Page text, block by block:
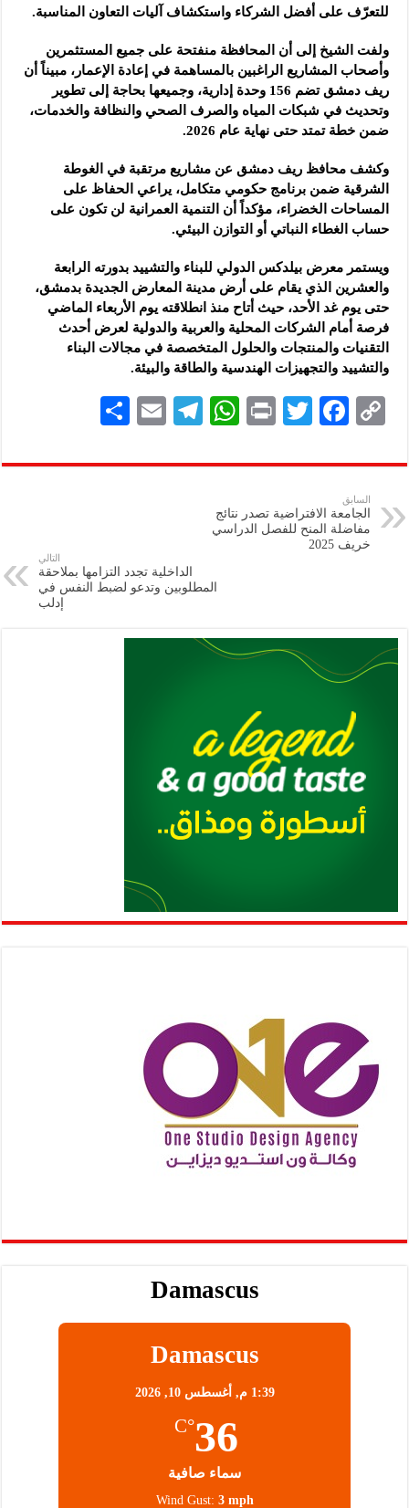
للتعرّف على أفضل ‏الشركاء واستكشاف آليات التعاون المناسبة.‏
ولفت الشيخ إلى أن المحافظة منفتحة على جميع المستثمرين
وأصحاب ‏المشاريع الراغبين بالمساهمة في إعادة الإعمار، مبيناً أن
ريف دمشق تضم ‌‏156 وحدة إدارية، وجميعها بحاجة إلى تطوير
وتحديث في شبكات المياه ‏والصرف الصحي والنظافة والخدمات،
ضمن خطة تمتد حتى نهاية عام ‌‏2026.‏
وكشف محافظ ريف دمشق عن مشاريع مرتقبة في الغوطة
الشرقية ضمن ‏برنامج حكومي متكامل، يراعي الحفاظ على
المساحات الخضراء، مؤكداً أن ‏التنمية العمرانية لن تكون على
حساب الغطاء النباتي أو التوازن البيئي.‏
ويستمر معرض بيلدكس الدولي للبناء والتشييد بدورته الرابعة
‏والعشرين الذي يقام على أرض مدينة المعارض الجديدة بدمشق،
حتى يوم ‏غد الأحد، حيث أتاح منذ انطلاقته يوم الأربعاء الماضي
فرصة أمام ‏الشركات المحلية والعربية ‏والدولية لعرض أحدث
التقنيات والمنتجات ‏والحلول ‏المتخصصة في مجالات البناء
والتشييد والتجهيزات الهندسية ‌‏والطاقة والبيئة.‏
C
p
y
Li
n
F
eb
k
T
tt
P
nt
W
at
p
Te
gr
E
ai
ar
السابق
الجامعة الافتراضية تصدر نتائج
مفاضلة المنح للفصل ‏الدراسي
خريف 2025‏
التالي
الداخلية تجدد التزامها بملاحقة
المطلوبين وتدعو لضبط النفس في
إدلب
Damascus
Damascus
1:39 م, أغسطس 10, 2026
36
°C
سماء صافية
Wind Gust: 3 mph